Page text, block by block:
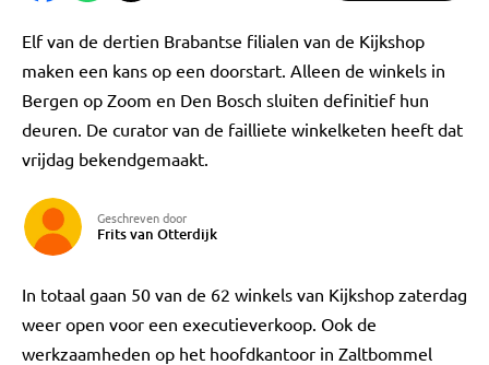
Elf van de dertien Brabantse filialen van de Kijkshop
maken een kans op een doorstart. Alleen de winkels in
Bergen op Zoom en Den Bosch sluiten definitief hun
deuren. De curator van de failliete winkelketen heeft dat
vrijdag bekendgemaakt.
Geschreven door
Frits van Otterdijk
In totaal gaan 50 van de 62 winkels van Kijkshop zaterdag
weer open voor een executieverkoop. Ook de
werkzaamheden op het hoofdkantoor in Zaltbommel